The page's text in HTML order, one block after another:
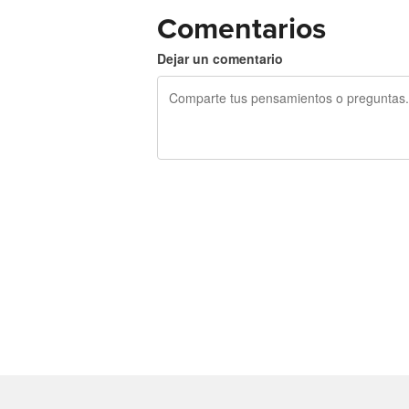
Comentarios
Dejar un comentario